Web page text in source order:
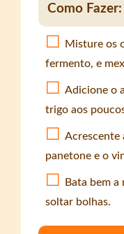
Como Fazer:
Misture os
fermento, e
Adicione o
trigo aos
Acrescente
panetone e o
Bata bem a
soltar bolhas.